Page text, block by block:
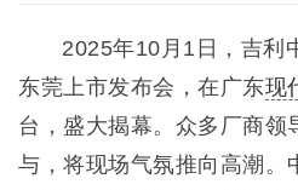
2025年10月1日，吉利
东莞上市发布会，在广东现
台，盛大揭幕。众多厂商领
与，将现场气氛推向高潮。